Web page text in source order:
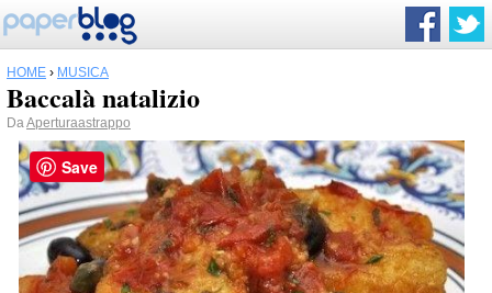
HOME › MUSICA
Baccalà natalizio
DaAperturaastrappo
Save